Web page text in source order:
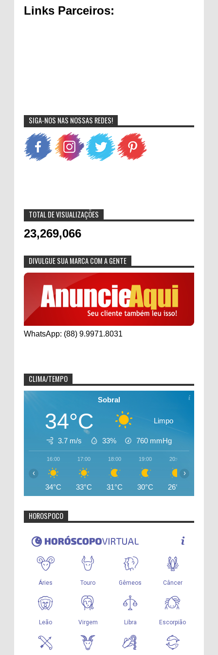
Links Parceiros:
SIGA-NOS NAS NOSSAS REDES!
TOTAL DE VISUALIZAÇÕES
23,269,066
DIVULGUE SUA MARCA COM A GENTE
WhatsApp: (88) 9.9971.8031
CLIMA/TEMPO
Sobral
34°C Limpo
3.7 m/s 33% 760 mmHg
16:00
34°C
17:00
33°C
18:00
31°C
19:00
30°C
20:00
26°C
‹ ›
HOROSPOCO